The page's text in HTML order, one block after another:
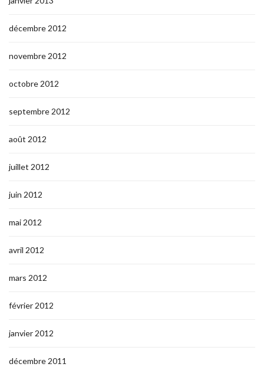
décembre 2012
novembre 2012
octobre 2012
septembre 2012
août 2012
juillet 2012
juin 2012
mai 2012
avril 2012
mars 2012
février 2012
janvier 2012
décembre 2011